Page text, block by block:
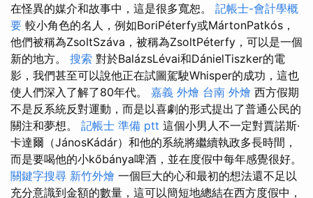
在怪異的媒介和故事中，這是很多寬恕。 記帳士-會計學概
要 較小角色的名人，例如BoriPéterfy或MártonPatkós，
他們被稱為ZsoltSzáva，被稱為ZsoltPéterfy，可以是一個
新的地方。 搜索 對於BalázsLévai和DánielTiszker的電
影，我們甚至可以說他正在試圖駕駛Whisper的成功，這也
使人們深入了解了80年代。 嘉義 外燴 台南 外燴 西方假期
不是反系統反對運動，而是以喜劇的形式提出了普通公民的
關注和夢想。 記帳士 準備 ptt 這個小男人不一定對賈諾斯·
卡達爾（JánosKádár）和他的系統將繼續執政多長時間，
而是要喝他的小kőbánya啤酒，並在度假中每年感覺很好。
關鍵字搜尋 新竹外燴 一個巨大的心和最初的想法還不足以
充分意識到金額的數量，這可以簡短地總結在西方度假中，